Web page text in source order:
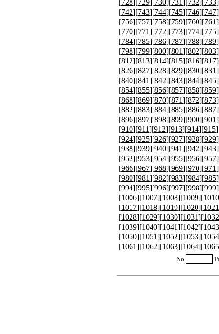
[728][729][730][731][732][733
[742][743][744][745][746][747
[756][757][758][759][760][761
[770][771][772][773][774][775
[784][785][786][787][788][789
[798][799][800][801][802][803
[812][813][814][815][816][817
[826][827][828][829][830][831
[840][841][842][843][844][845
[854][855][856][857][858][859
[868][869][870][871][872][873
[882][883][884][885][886][887
[896][897][898][899][900][901
[910][911][912][913][914][915
[924][925][926][927][928][929
[938][939][940][941][942][943
[952][953][954][955][956][957
[966][967][968][969][970][971
[980][981][982][983][984][985
[994][995][996][997][998][999
[1006][1007][1008][1009][1010
[1017][1018][1019][1020][1021
[1028][1029][1030][1031][1032
[1039][1040][1041][1042][1043
[1050][1051][1052][1053][1054
[1061][1062][1063][1064][1065
No